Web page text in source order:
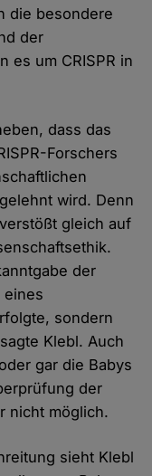
die besondere
der
es um CRISPR in
dass das
Forschers
wird. Denn
gleich auf
der
eines
sondern
Klebl. Auch
gar die Babys
der
nicht möglich.
sieht Klebl